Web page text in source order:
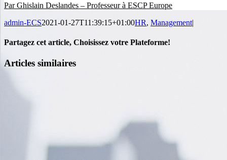
Par Ghislain Deslandes – Professeur à ESCP Europe
admin-ECS2021-01-27T11:39:15+01:00HR, Management|
Partagez cet article, Choisissez votre Plateforme!
Facebook
Twitter
Reddit
LinkedIn
WhatsApp
Tumblr
Pinterest
Vk
Email
Articles similaires